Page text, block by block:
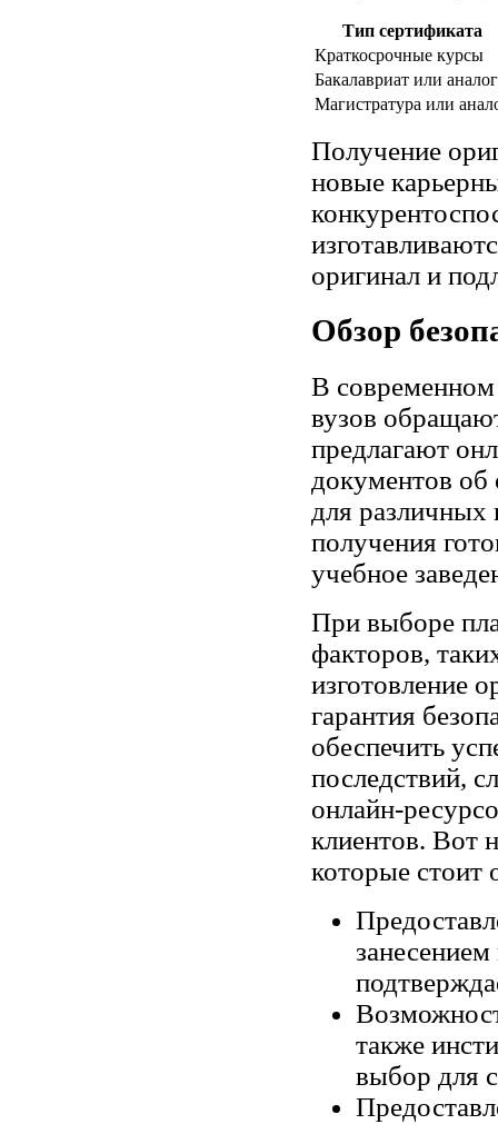
Тип сертификата
Краткосрочные курсы
Бакалавриат или аналог
Магистратура или
Получение
новые
оригинал и
Обзор
В современном
вузов
предлагают
документов
для различных
получения
учебное
При выборе
факторов,
изготовление
гарантия
обеспечить
последствий,
онлайн-
клиентов. Вот
которые стоит
занесением
также
выбор для